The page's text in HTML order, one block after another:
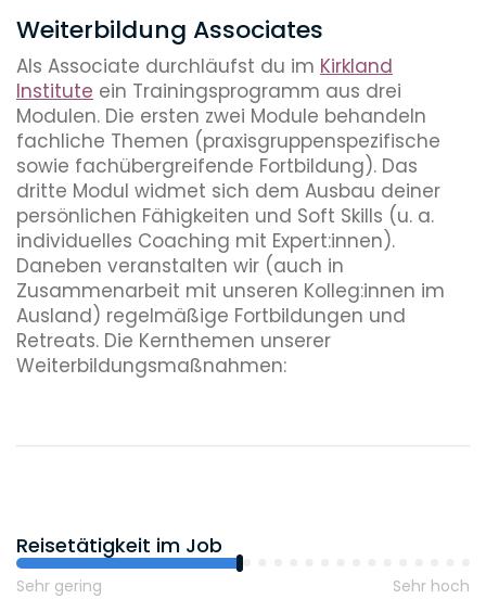
Weiterbildung Associates
Als Associate durchläufst du im Kirkland
Institute ein Trainingsprogramm aus drei
Modulen. Die ersten zwei Module behandeln
fachliche Themen (praxisgruppenspezifische
sowie fachübergreifende Fortbildung). Das
dritte Modul widmet sich dem Ausbau deiner
persönlichen Fähigkeiten und Soft Skills (u. a.
individuelles Coaching mit Expert:innen).
Daneben veranstalten wir (auch in
Zusammenarbeit mit unseren Kolleg:innen im
Ausland) regelmäßige Fortbildungen und
Retreats. Die Kernthemen unserer
Weiterbildungsmaßnahmen:
Reisetätigkeit im Job
Sehr gering Sehr hoch